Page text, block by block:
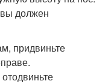
должен
придвиньте